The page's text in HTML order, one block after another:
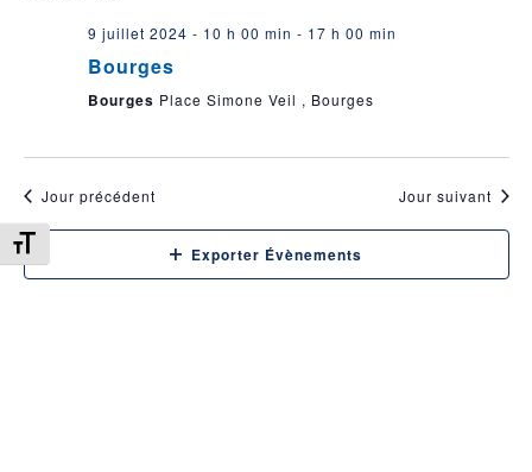
Changer la taille de la police
9 juillet 2024 - 10 h 00 min - 17 h 00 min
Bourges
Bourges Place Simone Veil , Bourges
Jour précédent Jour suivant
Exporter Évènements